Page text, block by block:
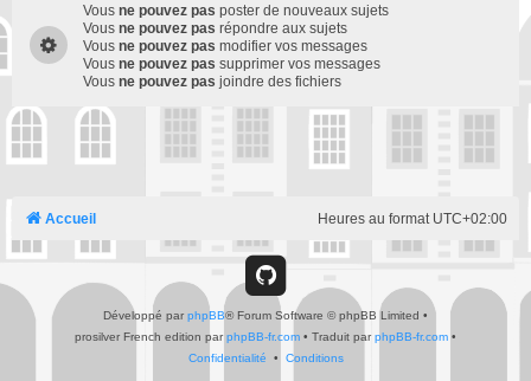
Vous ne pouvez pas poster de nouveaux sujets
Vous ne pouvez pas répondre aux sujets
Vous ne pouvez pas modifier vos messages
Vous ne pouvez pas supprimer vos messages
Vous ne pouvez pas joindre des fichiers
Accueil Heures au format UTC+02:00
G
i
t
Développé par phpBB® Forum Software © phpBB Limited •
prosilver French edition parphpBB-fr.com • Traduit parphpBB-fr.com •
Confidentialité • Conditions